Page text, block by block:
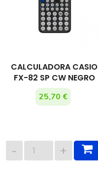
CALCULADORA CASIO
FX-82 SP CW NEGRO
25,70 €